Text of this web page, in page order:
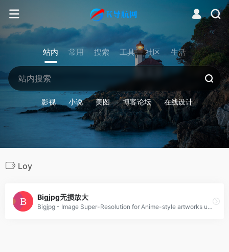
站内 常用 搜索 工具 社区 生活
影视 小说 美图 博客论坛 在线设计
Loy
Bigjpg无损放大
Bigjpg - Image Super-Resolution for Anime-style artworks using the Deep Convolut